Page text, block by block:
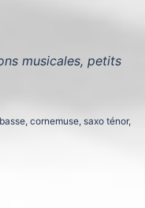
musicales, petits
cornemuse, saxo ténor,